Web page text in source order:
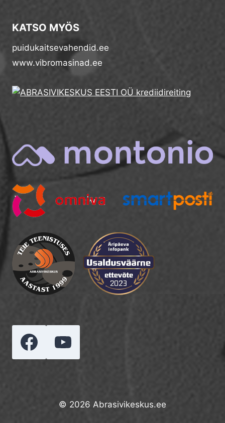
KATSO MYÖS
puidukaitsevahendid.ee
www.vibromasinad.ee
© 2026 Abrasivikeskus.ee